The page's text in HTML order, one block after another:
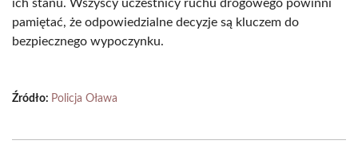
ich stanu. Wszyscy uczestnicy ruchu drogowego powinni
pamiętać, że odpowiedzialne decyzje są kluczem do
bezpiecznego wypoczynku.
Źródło: Policja Oława